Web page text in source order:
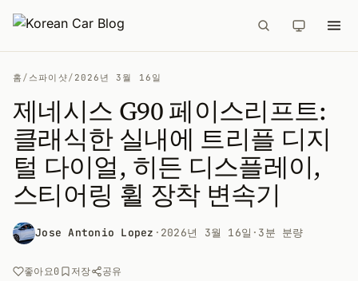
홈 / 스파이샷/ 2026년 3월 16일
제네시스 G90 페이스리프트:
클래식한 실내에 트리플 디지
털 다이얼, 히든 디스플레이,
스티어링 휠 장착 변속기
Jose Antonio Lopez · 2026년 3월 16일 · 3분 분량
좋아요0 저장 공유